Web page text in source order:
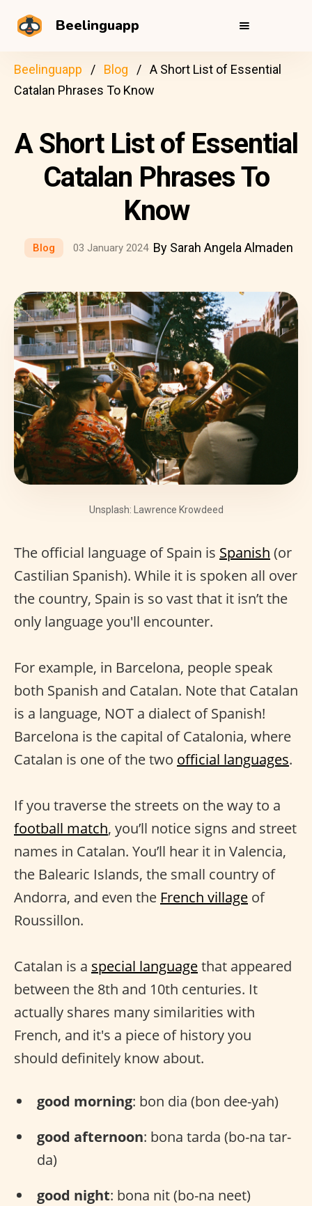
Beelinguapp
Beelinguapp Blog
A Short List of Essential
Catalan Phrases To Know
A Short List of Essential
Catalan Phrases To
Know
Blog 03 January 2024 By Sarah Angela Almaden
Unsplash: Lawrence Krowdeed
The official language of Spain is Spanish (or
Castilian Spanish). While it is spoken all over
the country, Spain is so vast that it isn’t the
only language you'll encounter.
For example, in Barcelona, people speak
both Spanish and Catalan. Note that Catalan
is a language, NOT a dialect of Spanish!
Barcelona is the capital of Catalonia, where
Catalan is one of the two official languages.
If you traverse the streets on the way to a
football match, you’ll notice signs and street
names in Catalan. You’ll hear it in Valencia,
the Balearic Islands, the small country of
Andorra, and even the French village of
Roussillon.
Catalan is a special languagethat appeared
between the 8th and 10th centuries. It
actually shares many similarities with
French, and it's a piece of history you
should definitely know about.
good morning: bon dia (bon dee-yah)
good afternoon: bona tarda (bo-na tar-
da)
good night: bona nit (bo-na neet)